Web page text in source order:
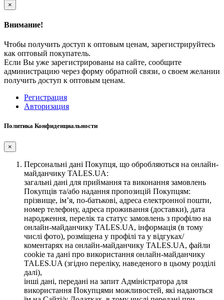
×
Внимание!
Чтобы получить доступ к оптовым ценам, зарегистрируйтесь
как оптовый покупатель.
Если Вы уже зарегистрированы на сайте, сообщите
администрацию через форму обратной связи, о своем желании
получить доступ к оптовым ценам.
Регистрация
Авторизация
Политика Конфиденциальности
×
Персональні дані Покупця, що обробляються на онлайн-
майданчику TALES.UA:
загальні дані для приймання та виконання замовлень
Покупців та/або надання пропозицій Покупцям:
прізвище, ім’я, по-батькові, адреса електронної пошти,
номер телефону, адреса проживання (доставки), дата
народження, перелік та статус замовлень з профілю на
онлайн-майданчику TALES.UA, інформація (в тому
числі фото), розміщена у профілі та у відгуках/
коментарях на онлайн-майданчику TALES.UA, файли
cookie та дані про використання онлайн-майданчику
TALES.UA (згідно переліку, наведеного в цьому розділі
далі),
інші дані, передані на запит Адміністратора для
використання Покупцями можливостей, які надаються